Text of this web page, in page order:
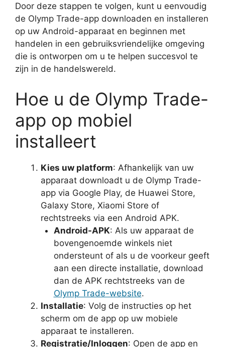
Door deze stappen te volgen, kunt u eenvoudig
de Olymp Trade-app downloaden en installeren
op uw Android-apparaat en beginnen met
handelen in een gebruiksvriendelijke omgeving
die is ontworpen om u te helpen succesvol te
zijn in de handelswereld.
Hoe u de Olymp Trade-
app op mobiel
installeert
Kies uw platform: Afhankelijk van uw
apparaat downloadt u de Olymp Trade-
app via Google Play, de Huawei Store,
Galaxy Store, Xiaomi Store of
rechtstreeks via een Android APK.
Android-APK: Als uw apparaat de
bovengenoemde winkels niet
ondersteunt of als u de voorkeur geeft
aan een directe installatie, download
dan de APK rechtstreeks van de
Olymp Trade-website.
Installatie: Volg de instructies op het
scherm om de app op uw mobiele
apparaat te installeren.
Registratie/Inloggen: Open de app en